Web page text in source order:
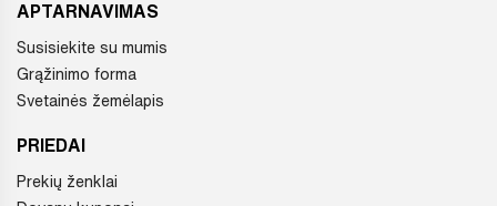
APTARNAVIMAS
Susisiekite su mumis
Grąžinimo forma
Svetainės žemėlapis
PRIEDAI
Prekių ženklai